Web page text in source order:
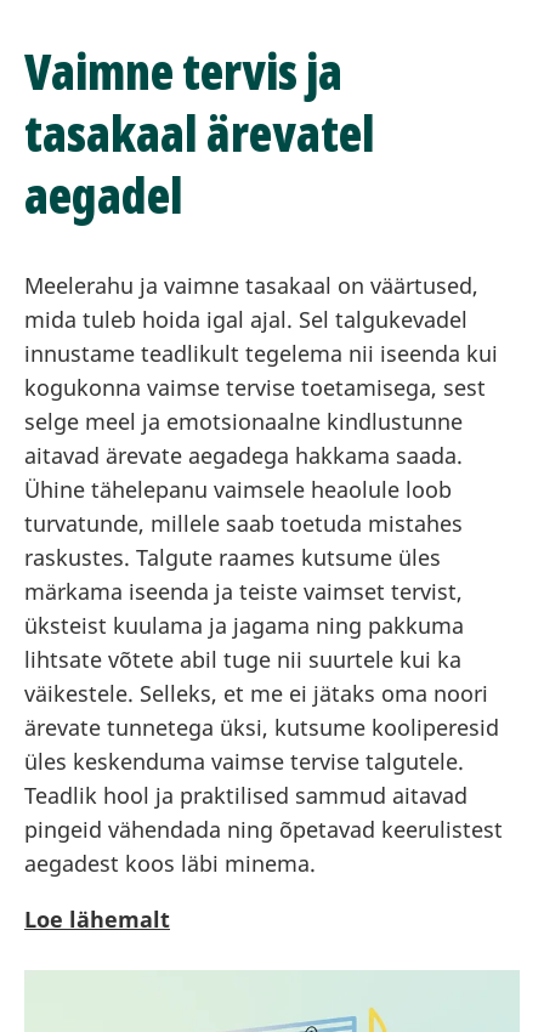
Vaimne tervis ja
tasakaal ärevatel
aegadel
Meelerahu ja vaimne tasakaal on väärtused,
mida tuleb hoida igal ajal. Sel talgukevadel
innustame teadlikult tegelema nii iseenda kui
kogukonna vaimse tervise toetamisega, sest
selge meel ja emotsionaalne kindlustunne
aitavad ärevate aegadega hakkama saada.
Ühine tähelepanu vaimsele heaolule loob
turvatunde, millele saab toetuda mistahes
raskustes. Talgute raames kutsume üles
märkama iseenda ja teiste vaimset tervist,
üksteist kuulama ja jagama ning pakkuma
lihtsate võtete abil tuge nii suurtele kui ka
väikestele. Selleks, et me ei jätaks oma noori
ärevate tunnetega üksi, kutsume kooliperesid
üles keskenduma vaimse tervise talgutele.
Teadlik hool ja praktilised sammud aitavad
pingeid vähendada ning õpetavad keerulistest
aegadest koos läbi minema.
Loe lähemalt